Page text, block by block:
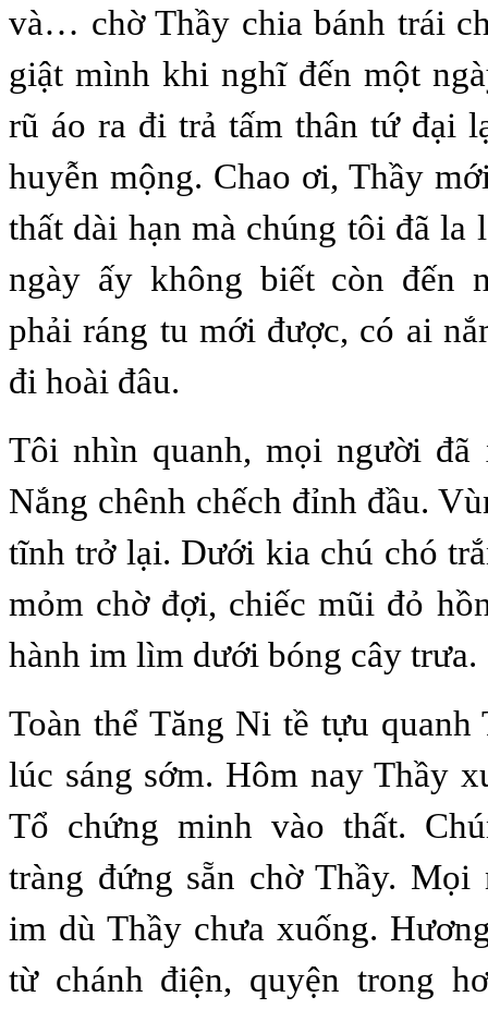
và… chờ Thầy chia bánh trái
giật mình khi nghĩ đến một
rũ áo ra đi trả tấm thân tứ đại
huyễn mộng. Chao ơi, Thầy
thất dài hạn mà chúng tôi đã la
ngày ấy không biết còn đến
phải ráng tu mới được, có ai
đi hoài đâu.
Tôi nhìn quanh, mọi người đã
Nắng chênh chếch đỉnh đầu.
tĩnh trở lại. Dưới kia chú chó
mỏm chờ đợi, chiếc mũi đỏ
hành im lìm dưới bóng cây trưa.
Toàn thể Tăng Ni tề tựu quanh
lúc sáng sớm. Hôm nay Thầy
Tổ chứng minh vào thất.
tràng đứng sẵn chờ Thầy. Mọi
im dù Thầy chưa xuống.
từ chánh điện, quyện trong